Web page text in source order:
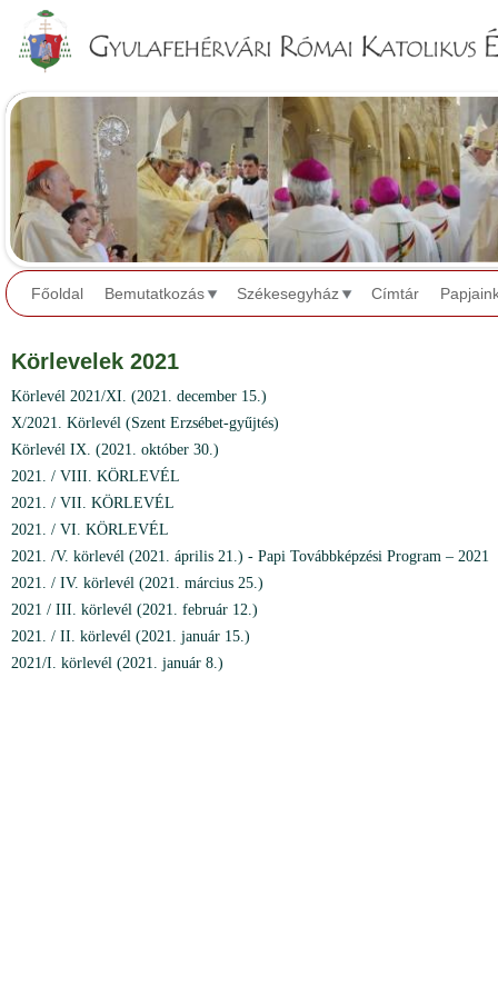
Főoldal Bemutatkozás Székesegyház Címtár
Körlevelek 2021
Körlevél 2021/XI. (2021. december 15.)
X/2021. Körlevél (Szent Erzsébet-gyűjtés)
Körlevél IX. (2021. október 30.)
2021. / VIII. KÖRLEVÉL
2021. / VII. KÖRLEVÉL
2021. / VI. KÖRLEVÉL
2021. /V. körlevél (2021. április 21.) - Papi Továbbképzési Program – 2021
2021. / IV. körlevél (2021. március 25.)
2021 / III. körlevél (2021. február 12.)
2021. / II. körlevél (2021. január 15.)
2021/I. körlevél (2021. január 8.)